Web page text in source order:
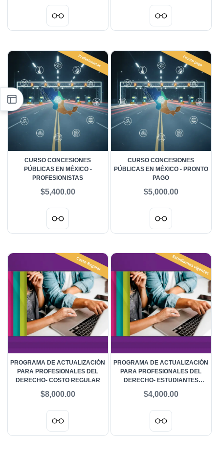
CURSO CONCESIONES
PÚBLICAS EN MÉXICO -
PROFESIONISTAS
$5,400.00
CURSO CONCESIONES
PÚBLICAS EN MÉXICO - PRONTO
PAGO
$5,000.00
PROGRAMA DE ACTUALIZACIÓN
PARA PROFESIONALES DEL
DERECHO- COSTO REGULAR
$8,000.00
PROGRAMA DE ACTUALIZACIÓN
PARA PROFESIONALES DEL
DERECHO- ESTUDIANTES
$4,000.00